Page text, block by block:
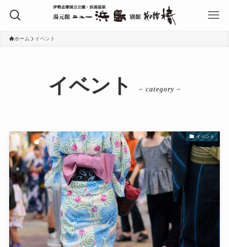
ホーム イベント
イベント – category –
イベント